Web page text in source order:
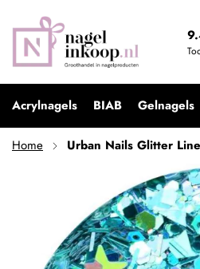
Acrylnagels BIAB Gelnagels
Home Urban Nails Glitter
Urban Nails Glitter
€ 2,49